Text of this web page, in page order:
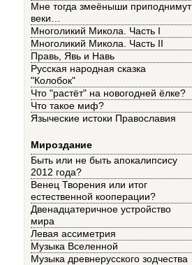
Мне тогда змеёныши приподнимут
веки…
Многоликий Микола. Часть I
Многоликий Микола. Часть II
Правь, Явь и Навь
Русская народная сказка
"Колобок"
Что "растёт" на новогодней ёлке?
Что такое миф?
Языческие истоки Православия
Мироздание
Быть или не быть апокалипсису
2012 года?
Венец Творения или итог
естественной кооперации?
Двенадцатеричное устройство
мира
Левая ассиметрия
Музыка Вселенной
Музыка древнерусского зодчества